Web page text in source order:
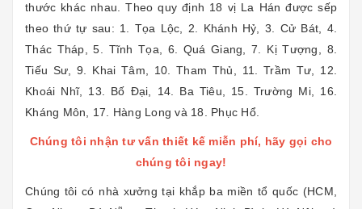
thước khác nhau. Theo quy định 18 vị La Hán được sếp
theo thứ tự sau: 1. Tọa Lộc, 2. Khánh Hỷ, 3. Cử Bát, 4.
Thác Tháp, 5. Tĩnh Tọa, 6. Quá Giang, 7. Kị Tượng, 8.
Tiếu Sư, 9. Khai Tâm, 10. Tham Thủ, 11. Trầm Tư, 12.
Khoái Nhĩ, 13. Bố Đại, 14. Ba Tiêu, 15. Trường Mi, 16.
Kháng Môn, 17. Hàng Long và 18. Phục Hổ.
Chúng tôi nhận tư vấn thiết kế miễn phí, hãy gọi cho
chúng tôi ngay!
Chúng tôi có nhà xưởng tại khắp ba miền tổ quốc (HCM,